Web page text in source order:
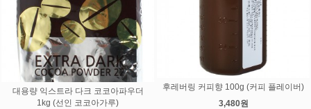
대용량 익스트라 다크 코코아파우더
1kg (선인 코코아가루)
후레버링 커피향 100g (커피 플레이버)
3,480원